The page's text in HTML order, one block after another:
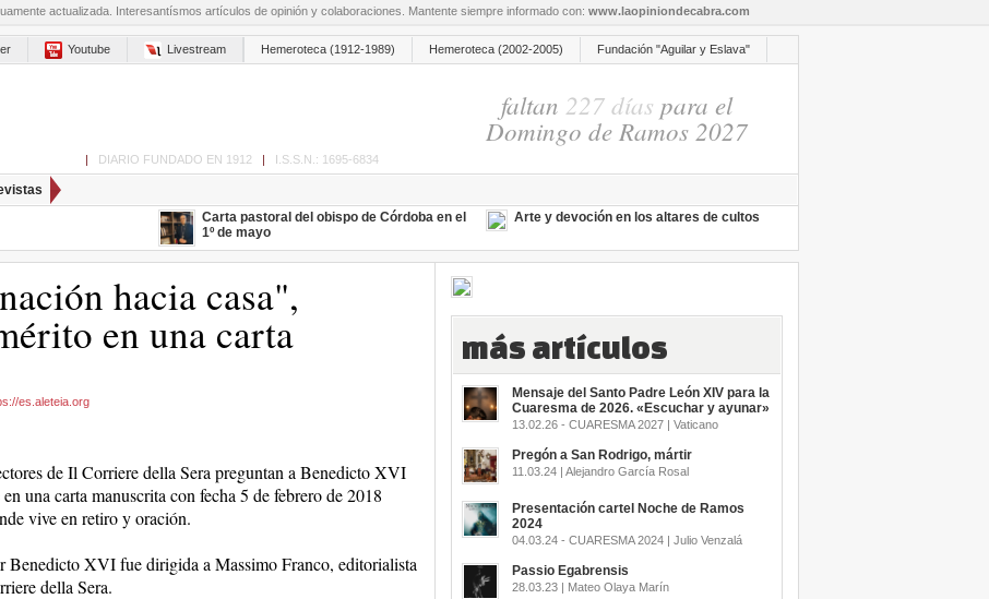
actualizada. Interesantísmos artículos de opinión y colaboraciones. Mantente siempre informado con: www.laopiniondecabra.com
Youtube Livestream Hemeroteca (1912-1989) Hemeroteca (2002-2005) Fundación "Aguilar y Eslava"
faltan 227 días para el
Domingo de Ramos 2027
| DIARIO FUNDADO EN 1912 | I.S.S.N.: 1695-6834
Carta pastoral del obispo de Córdoba en el
1º de mayo
Arte y devoción en los altares de cultos
hacia casa",
en una carta
es.aleteia.org
de Il Corriere della Sera preguntan a Benedicto XVI
una carta manuscrita con fecha 5 de febrero de 2018
vive en retiro y oración.
XVI fue dirigida a Massimo Franco, editorialista
della Sera.
más artículos
Mensaje del Santo Padre León XIV para la
Cuaresma de 2026. «Escuchar y ayunar»
13.02.26 - CUARESMA 2027 | Vaticano
Pregón a San Rodrigo, mártir
11.03.24 | Alejandro García Rosal
Presentación cartel Noche de Ramos
2024
04.03.24 - CUARESMA 2024 | Julio Venzalá
Passio Egabrensis
28.03.23 | Mateo Olaya Marín